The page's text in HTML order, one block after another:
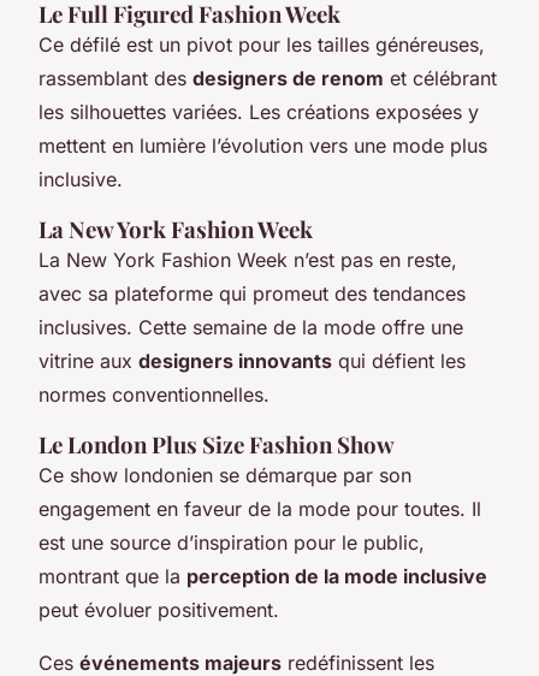
Le Full Figured Fashion Week
Ce défilé est un pivot pour les tailles généreuses,
rassemblant des designers de renom et célébrant
les silhouettes variées. Les créations exposées y
mettent en lumière l’évolution vers une mode plus
inclusive.
La New York Fashion Week
La New York Fashion Week n’est pas en reste,
avec sa plateforme qui promeut des tendances
inclusives. Cette semaine de la mode offre une
vitrine aux designers innovants qui défient les
normes conventionnelles.
Le London Plus Size Fashion Show
Ce show londonien se démarque par son
engagement en faveur de la mode pour toutes. Il
est une source d’inspiration pour le public,
montrant que la perception de la mode inclusive
peut évoluer positivement.
Ces événements majeurs redéfinissent les